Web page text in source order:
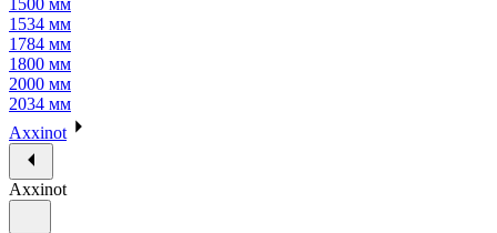
1500 мм
1534 мм
1784 мм
1800 мм
2000 мм
2034 мм
Axxinot
Axxinot